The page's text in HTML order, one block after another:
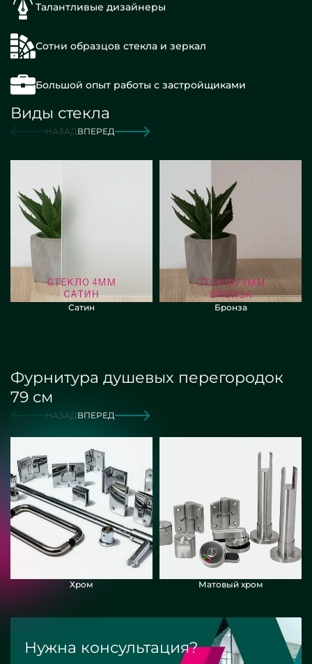
Талантливые дизайнеры
Сотни образцов стекла и зеркал
Большой опыт работы с застройщиками
Виды стекла
НАЗАДВПЕРЕД
Сатин Бронза
Фурнитура душевых перегородок
79 см
НАЗАДВПЕРЕД
Хром Матовый хром
Нужна консультация?